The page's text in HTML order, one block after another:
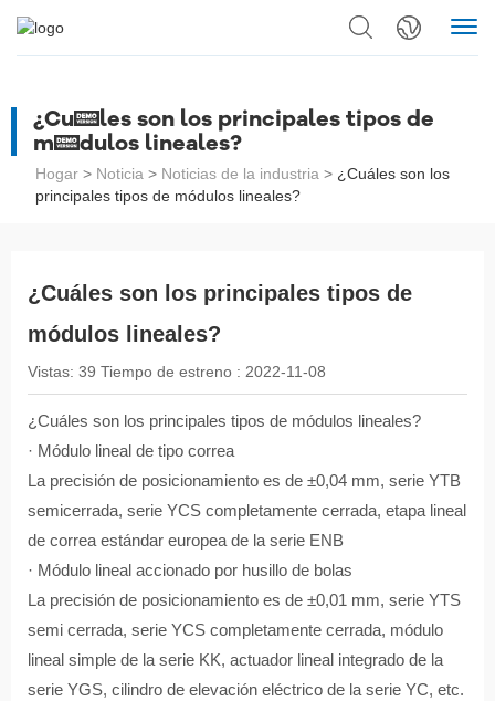
¿Cuáles son los principales tipos de
módulos lineales?
Hogar > Noticia > Noticias de la industria > ¿Cuáles son los
principales tipos de módulos lineales?
¿Cuáles son los principales tipos de
módulos lineales?
Vistas: 39 Tiempo de estreno : 2022-11-08
¿Cuáles son los principales tipos de módulos lineales?
· Módulo lineal de tipo correa
La precisión de posicionamiento es de ±0,04 mm, serie YTB
semicerrada, serie YCS completamente cerrada, etapa lineal
de correa estándar europea de la serie ENB
· Módulo lineal accionado por husillo de bolas
La precisión de posicionamiento es de ±0,01 mm, serie YTS
semi cerrada, serie YCS completamente cerrada, módulo
lineal simple de la serie KK, actuador lineal integrado de la
serie YGS, cilindro de elevación eléctrico de la serie YC, etc.